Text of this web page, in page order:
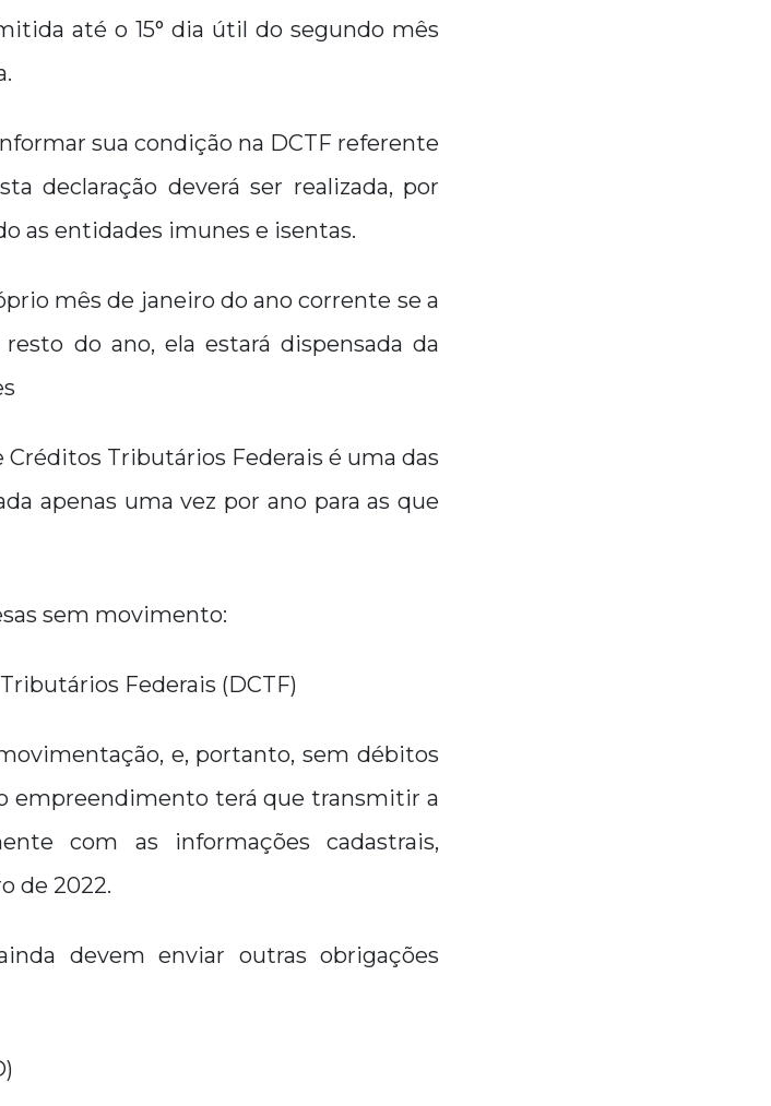
até o 15° dia útil do segundo mês
sua condição na DCTF referente
declaração deverá ser realizada, por
as entidades imunes e isentas.
mês de janeiro do ano corrente se a
do ano, ela estará dispensada da
Créditos Tributários Federais é uma das
apenas uma vez por ano para as que
sem movimento:
Federais (DCTF)
e, portanto, sem débitos
empreendimento terá que transmitir a
com as informações cadastrais,
de 2022.
devem enviar outras obrigações